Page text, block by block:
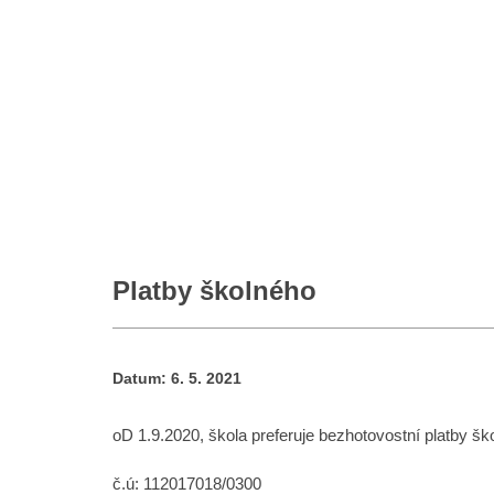
Platby školného
Datum: 6. 5. 2021
oD 1.9.2020, škola preferuje bezhotovostní platby
č.ú: 112017018/0300